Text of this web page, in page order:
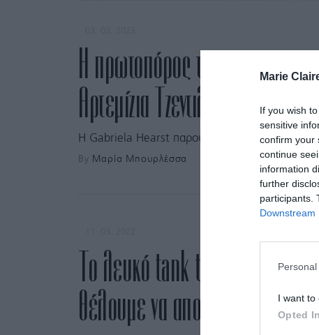
Marie
If you wish
sensitive
confirm your
continue
information
further
participants.
Downstream
I want to
Opted In
H πρωτοπόρος της
Αρτεμίζια Τζεντιλέσκι
H Gabriela Hearst παρουσίασε την αγαπημένη
By Μαρία Μπουρλέσσα
Το λευκό tank top είναι το
θέλουμε να αποχωριστούμε